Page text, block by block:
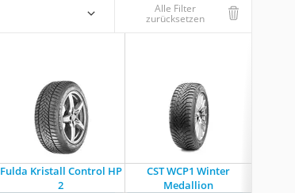
Alle Filter
zurücksetzen
Fulda Kristall Control HP
2
CST WCP1 Winter
Medallion